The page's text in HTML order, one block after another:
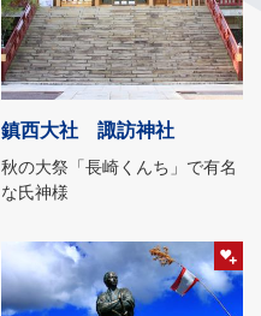
鎮西大社 諏訪神社
秋の大祭「長崎くんち」で有名
な氏神様